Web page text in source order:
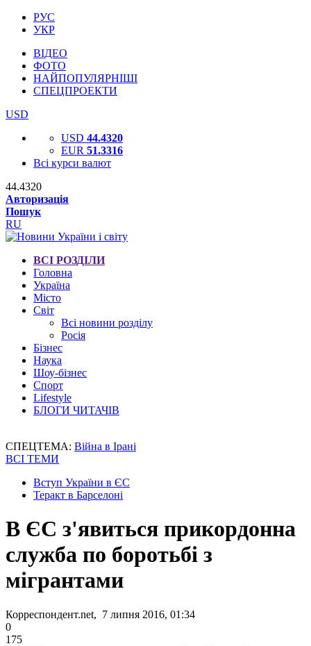
РУС
УКР
ВІДЕО
ФОТО
НАЙПОПУЛЯРНІШІ
СПЕЦПРОЕКТИ
USD
USD 44.4320
EUR 51.3316
Всі курси валют
44.4320
Авторизація
Пошук
RU
ВСІ РОЗДІЛИ
Головна
Україна
Місто
Світ
Всі новини розділу
Росія
Бізнес
Наука
Шоу-бізнес
Спорт
Lifestyle
БЛОГИ ЧИТАЧІВ
СПЕЦТЕМА: Війна в Ірані
ВСІ ТЕМИ
Вступ України в ЄС
Теракт в Барселоні
В ЄС з'явиться прикордонна
служба по боротьбі з
мігрантами
Корреспондент.net, 7 липня 2016, 01:34
0
175